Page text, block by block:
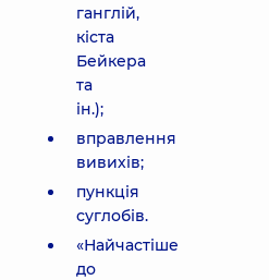
ганглій,
кіста
Бейкера
та
ін.);
вправлення
вивихів;
пункція
суглобів.
«Найчастіше
до